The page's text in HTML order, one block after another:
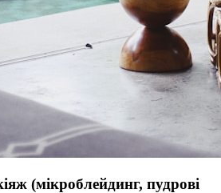
(мікроблейдинг, пудрові